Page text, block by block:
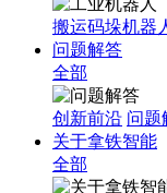
搬运码垛机器
问题解答
全部
创新前沿 问题
关于拿铁智能
全部